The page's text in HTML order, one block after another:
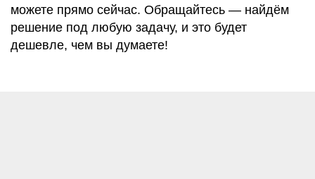
можете прямо сейчас. Обращайтесь — найдём
решение под любую задачу, и это будет
дешевле, чем вы думаете!